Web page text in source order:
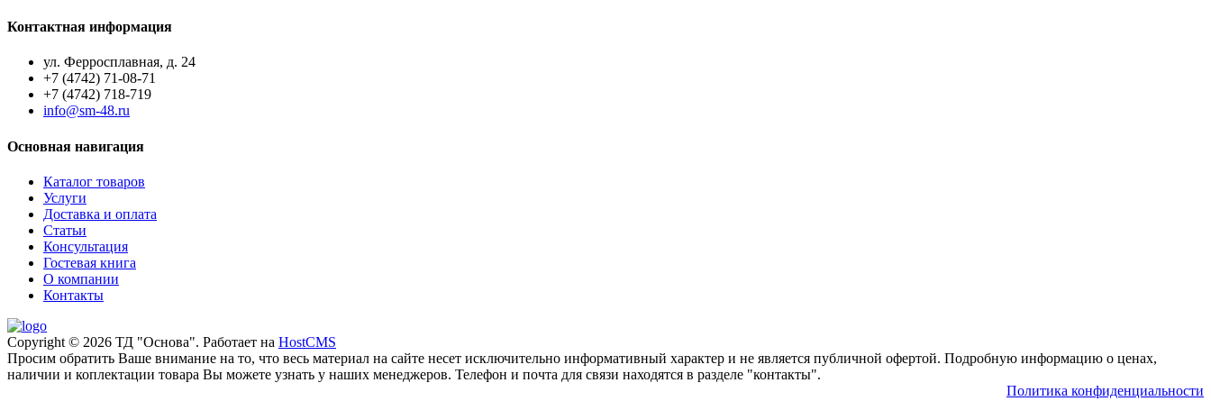
Контактная информация
ул. Ферросплавная, д. 24
+7 (4742) 71-08-71
+7 (4742) 718-719
info@sm-48.ru
Основная навигация
Каталог товаров
Услуги
Доставка и оплата
Статьи
Консультация
Гостевая книга
О компании
Контакты
Copyright © 2026 ТД "Основа". Работает на HostCMS
Просим обратить Ваше внимание на то, что весь материал на сайте несет исключительно информативный характер и не является публичной офертой. Подробную информацию о ценах,
наличии и коплектации товара Вы можете узнать у наших менеджеров. Телефон и почта для связи находятся в разделе "контакты".
Политика конфиденциальности